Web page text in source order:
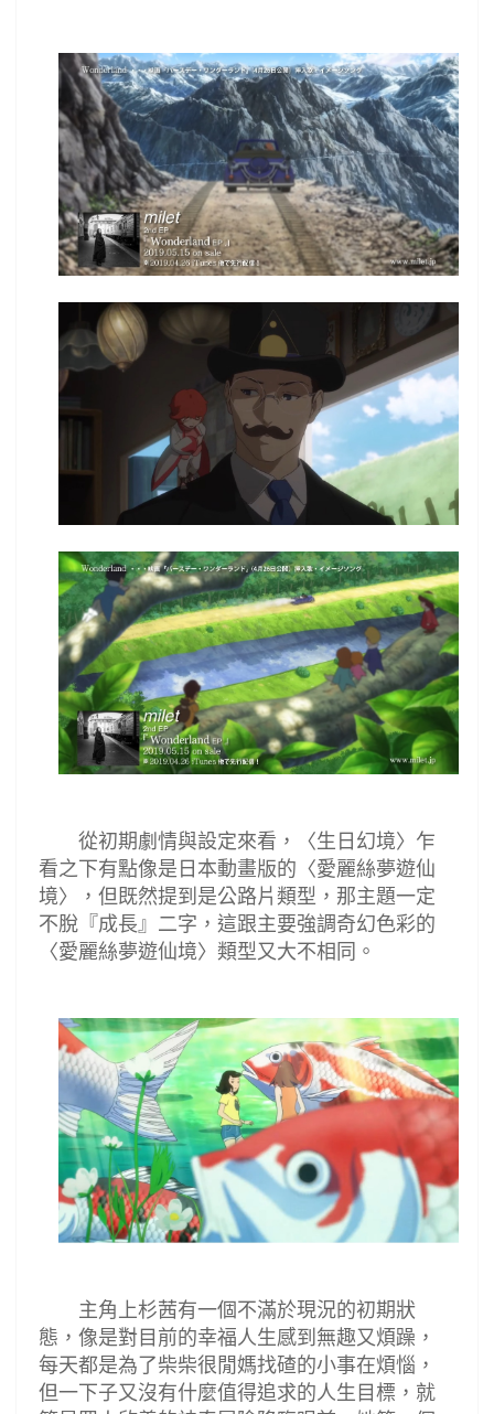
從初期劇情與設定來看， 〈生日幻境〉乍
看之下有點像是日本動畫版的 〈愛麗絲夢遊仙
境〉
，但既然提到是公路片類型，那主題一定
不脫『成長』二字，這跟主要強調奇幻色彩的
〈愛麗絲夢遊仙境〉類型又大不相同 。
主角上杉茜有一個不滿於現況的初期狀
態，像是對目前的幸福人生感到無趣又煩躁，
每天都是為了柴柴很閒媽找碴的小事在煩惱，
但一下子又沒有什麼值得追求的人生目標，就